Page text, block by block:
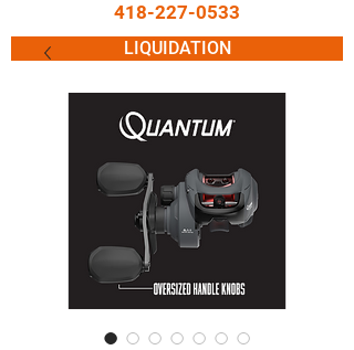
418-227-0533
LIQUIDATION